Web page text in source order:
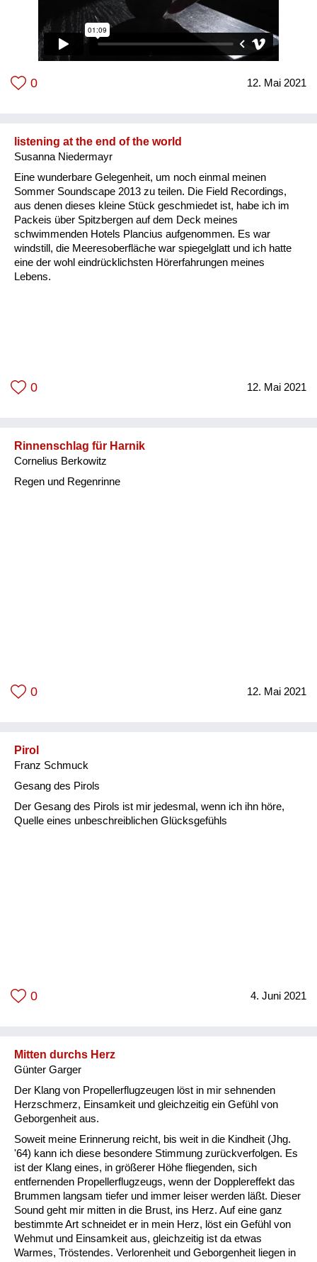
Ursprünglich war "One Minute a Day" lediglich als Versuch
gedacht eine künstlerische Praxis aufrechtzuerhalten, indem
dogmatisch jeden Tag eine Minute gefilmt werden muss. Eher
zufällig entwickelte sich daraus im Laufe des ersten
Atmosphäre dieser Zeit.
0 12. Mai 2021
listening at the end of the world
Susanna Niedermayr
Eine wunderbare Gelegenheit, um noch einmal meinen
Sommer Soundscape 2013 zu teilen. Die Field Recordings,
aus denen dieses kleine Stück geschmiedet ist, habe ich im
Packeis über Spitzbergen auf dem Deck meines
schwimmenden Hotels Plancius aufgenommen. Es war
windstill, die Meeresoberfläche war spiegelglatt und ich hatte
eine der wohl eindrücklichsten Hörerfahrungen meines
Lebens.
0 12. Mai 2021
Rinnenschlag für Harnik
Cornelius Berkowitz
Regen und Regenrinne
0 12. Mai 2021
Pirol
Franz Schmuck
Gesang des Pirols
Der Gesang des Pirols ist mir jedesmal, wenn ich ihn höre,
Quelle eines unbeschreiblichen Glücksgefühls
0 4. Juni 2021
Mitten durchs Herz
Günter Garger
Der Klang von Propellerflugzeugen löst in mir sehnenden
Herzschmerz, Einsamkeit und gleichzeitig ein Gefühl von
Geborgenheit aus.
Soweit meine Erinnerung reicht, bis weit in die Kindheit (Jhg.
'64) kann ich diese besondere Stimmung zurückverfolgen. Es
ist der Klang eines, in größerer Höhe fliegenden, sich
entfernenden Propellerflugzeugs, wenn der Dopplereffekt das
Brummen langsam tiefer und immer leiser werden läßt. Dieser
Sound geht mir mitten in die Brust, ins Herz. Auf eine ganz
bestimmte Art schneidet er in mein Herz, löst ein Gefühl von
Wehmut und Einsamkeit aus, gleichzeitig ist da etwas
Warmes, Tröstendes. Verlorenheit und Geborgenheit liegen in